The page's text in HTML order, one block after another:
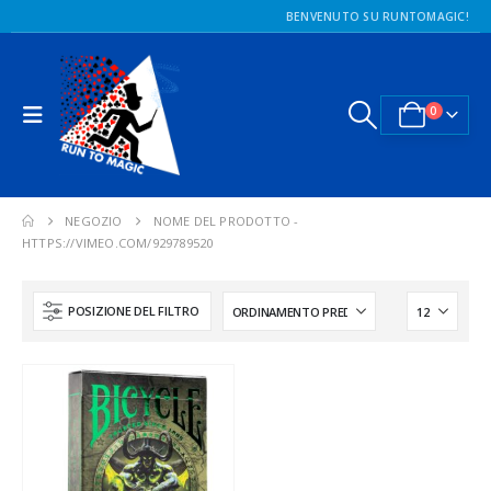
BENVENUTO SU RUNTOMAGIC!
0
NEGOZIO
NOME DEL PRODOTTO -
HTTPS://VIMEO.COM/929789520
POSIZIONE DEL FILTRO